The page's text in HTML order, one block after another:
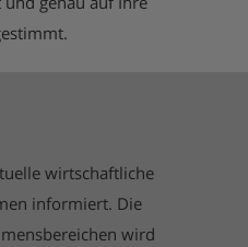
wirtschaftliche
informiert. Die
wird